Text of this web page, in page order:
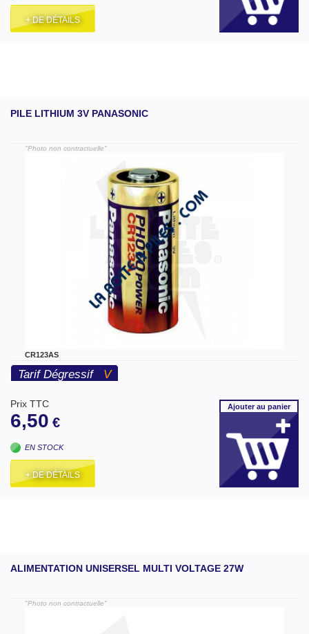
+ DE DÉTAILS
PILE LITHIUM 3V PANASONIC
"Photo non contractuelle"
CR123AS
Tarif Dégressif V
Prix TTC
6,50 €
EN STOCK
+ DE DÉTAILS
Ajouterau panier
ALIMENTATION UNISERSEL MULTI VOLTAGE 27W
"Photo non contractuelle"